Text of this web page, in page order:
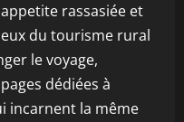
rassasiée et
du tourisme rural
le voyage,
dédiées à
incarnent la même